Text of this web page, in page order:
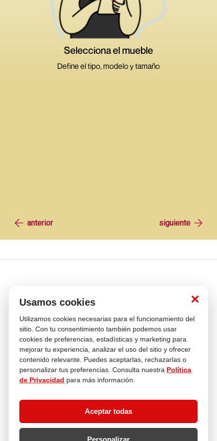
×
Usamos cookies
Utilizamos cookies necesarias para el funcionamiento del
sitio. Con tu consentimiento también podemos usar
cookies de preferencias, estadísticas y marketing para
mejorar tu experiencia, analizar el uso del sitio y ofrecer
contenido relevante. Puedes aceptarlas, rechazarlas o
personalizar tus preferencias. Consulta nuestra Política
de Privacidad para más información.
Aceptar todas
Personalizar
telefónica
tranquilidad
Múltiples
Medios de pago
Devoluciones
Asesoría
En tus compras
¿Necesitas ayuda con tu compra?
hola@multitop.pe
Central Telefónica: 01 619 4444